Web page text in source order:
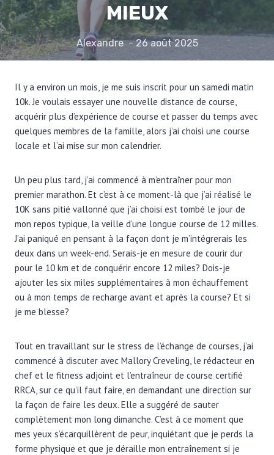
MIEUX
Alexandre 26 août 2025
Il y a environ un mois, je me suis inscrit pour un samedi matin
10k. Je voulais essayer une nouvelle distance de course,
acquérir plus d’expérience de course et passer du temps avec
quelques membres de la famille, alors j’ai choisi une course
locale et l’ai mise sur mon calendrier.
Un peu plus tard, j’ai commencé à m’entraîner pour mon
premier marathon. Et c’est à ce moment-là que j’ai réalisé le
10K sans pitié vallonné que j’ai choisi est tombé le jour de
mon repos typique, la veille d’une longue course de 12 milles.
J’ai paniqué en pensant à la façon dont je m’intégrerais les
deux dans un week-end. Serais-je en mesure de courir dur
pour le 10 km et de conquérir encore 12 miles? Dois-je
ajouter les six miles supplémentaires à mon échauffement
ou à mon temps de recharge avant et après la course? Et si
je me blesse?
Tout en travaillant sur le stress de l’échange de courses, j’ai
commencé à discuter avec Mallory Creveling, le rédacteur en
chef et le fitness adjoint et l’entraîneur de course certifié
RRCA, sur ce qu’il faut faire, en demandant une direction sur
la façon de faire les deux. Elle a suggéré de sauter
complètement mon long dimanche. C’est à ce moment que
mes yeux s’écarquillèrent de peur, inquiétant que je perds la
forme physique et que je déraille mon entraînement si je